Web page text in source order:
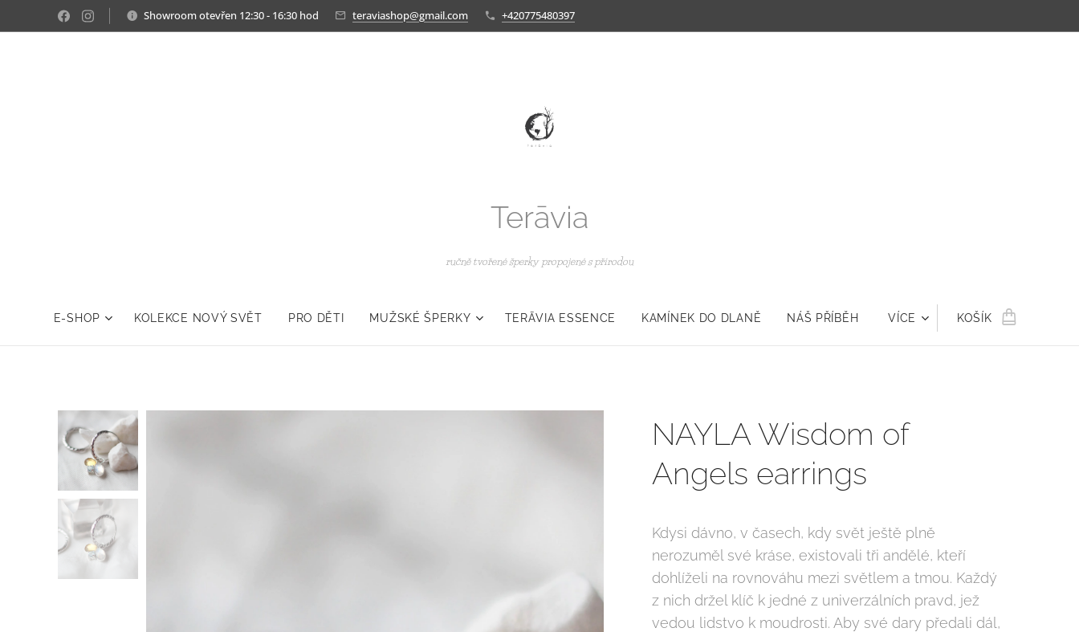
Showroom otevřen 12:30 - 16:30 hod teraviashop@gmail.com +420775480397
Terāvia
ručně tvořené šperky propojené s přírodou
E-SHOP KOLEKCE NOVÝ SVĚT PRO DĚTI MUŽSKÉ ŠPERKY TERĀVIA ESSENCE KAMÍNEK DO DLANĚ NÁŠ PŘÍBĚH VÍCE KOŠÍK
NAYLA Wisdom of
Angels earrings
Kdysi dávno, v časech, kdy svět ještě plně
nerozuměl své kráse, existovali tři andělé, kteří
dohlíželi na rovnováhu mezi světlem a tmou. Každý
z nich držel klíč k jedné z univerzálních pravd, jež
vedou lidstvo k moudrosti. Aby své dary předali dál,